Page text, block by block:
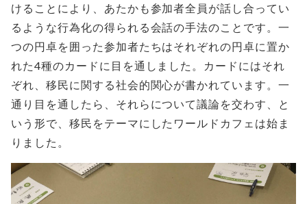
けることにより、あたかも参加者全員が話し合ってい
るような行為化の得られる会話の手法のことです。一
つの円卓を囲った参加者たちはそれぞれの円卓に置か
れた4種のカードに目を通しました。カードにはそれ
ぞれ、移民に関する社会的関心が書かれています。一
通り目を通したら、それらについて議論を交わす、と
いう形で、移民をテーマにしたワールドカフェは始ま
りました。